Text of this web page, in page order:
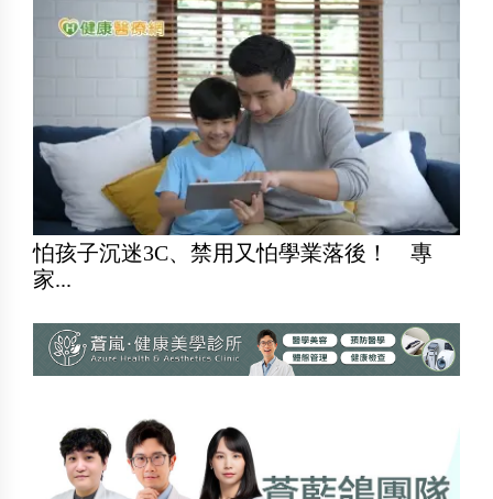
怕孩子沉迷3C、禁用又怕學業落後！ 專
家...